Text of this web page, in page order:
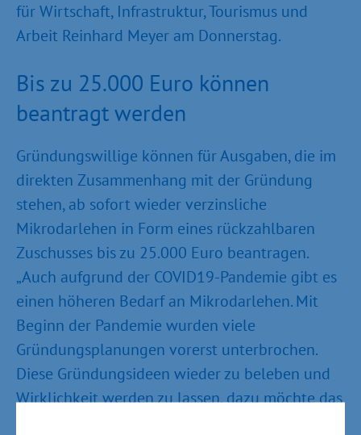
für Wirtschaft, Infrastruktur, Tourismus und
Arbeit Reinhard Meyer am Donnerstag.
Bis zu 25.000 Euro können
beantragt werden
Gründungswillige können für Ausgaben, die im
direkten Zusammenhang mit der Gründung
stehen, ab sofort wieder verzinsliche
Mikrodarlehen in Form eines rückzahlbaren
Zuschusses bis zu 25.000 Euro beantragen.
„Auch aufgrund der COVID19-Pandemie gibt es
einen höheren Bedarf an Mikrodarlehen. Mit
Beginn der Pandemie wurden viele
Gründungsplanungen vorerst unterbrochen.
Diese Gründungsideen wieder zu beleben und
Wirklichkeit werden zu lassen, dazu möchte das